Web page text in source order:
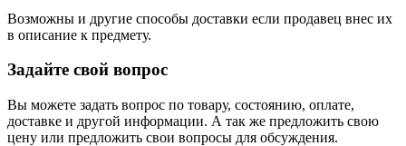
Возможны и другие способы доставки если продавец внес их
в описание к предмету.
Задайте свой вопрос
Вы можете задать вопрос по товару, состоянию, оплате,
доставке и другой информации. А так же предложить свою
цену или предложить свои вопросы для обсуждения.